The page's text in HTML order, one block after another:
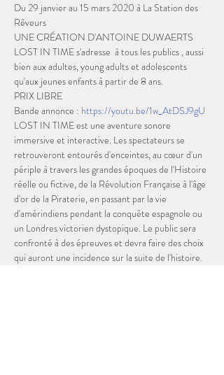
Du 29 janvier au 15 mars 2020 à La Station des
Rêveurs
UNE CRÉATION D'ANTOINE DUWAERTS
LOST IN TIME s'adresse  à tous les publics , aussi
bien aux adultes, young adults et adolescents
qu'aux jeunes enfants à partir de 8 ans.
PRIX LIBRE
Bande annonce : https://youtu.be/1w_AtDSJ9gU
LOST IN TIME est une aventure sonore
immersive et interactive. Les spectateurs se
retrouveront entourés d'enceintes, au cœur d'un
périple à travers les grandes époques de l'Histoire
réelle ou fictive, de la Révolution Française à l'âge
d'or de la Piraterie, en passant par la vie
d'amérindiens pendant la conquête espagnole ou
un Londres victorien dystopique. Le public sera
confronté à des épreuves et devra faire des choix
qui auront une incidence sur la suite de l'histoire.